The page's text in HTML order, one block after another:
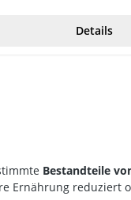
Details
Bestandteile
Ernährung reduziert